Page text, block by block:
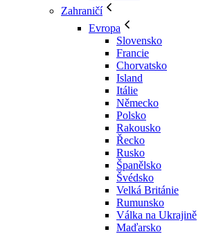
Zahraničí
Evropa
Slovensko
Francie
Chorvatsko
Island
Itálie
Německo
Polsko
Rakousko
Řecko
Rusko
Španělsko
Švédsko
Velká Británie
Rumunsko
Válka na Ukrajině
Maďarsko